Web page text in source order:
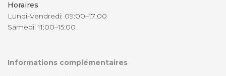
Horaires
Lundi-Vendredi: 09:00–17:00
Samedi: 11:00–15:00
Informations complémentaires